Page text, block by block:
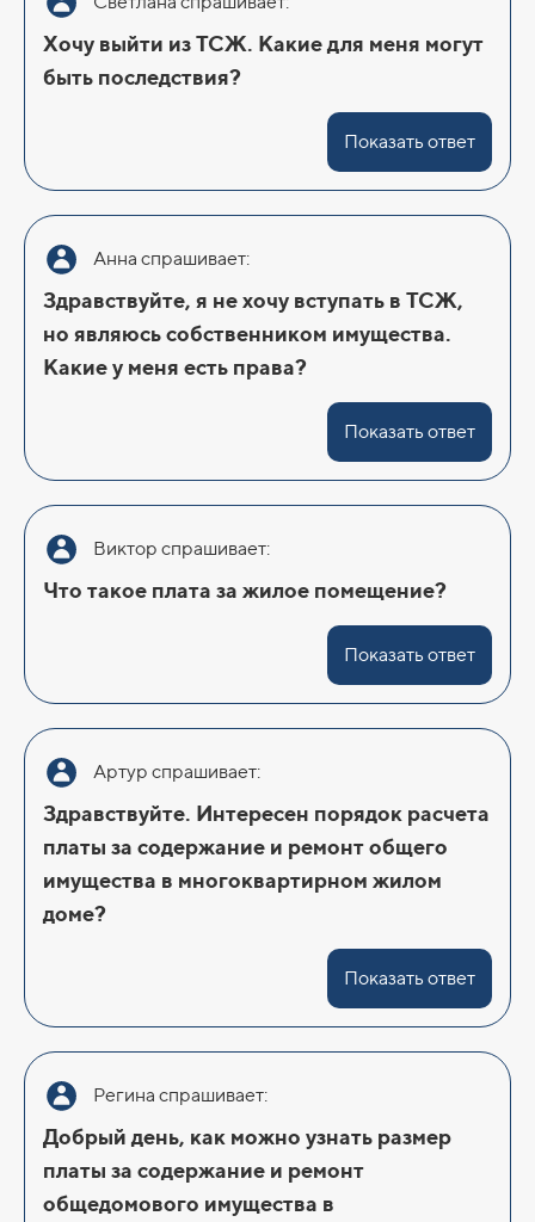
Хочу выйти из ТСЖ. Какие для меня могут
быть последствия?
Показать ответ
Анна спрашивает:
Здравствуйте, я не хочу вступать в ТСЖ,
но являюсь собственником имущества.
Какие у меня есть права?
Показать ответ
Виктор спрашивает:
Что такое плата за жилое помещение?
Показать ответ
Артур спрашивает:
Здравствуйте. Интересен порядок расчета
платы за содержание и ремонт общего
имущества в многоквартирном жилом
доме?
Показать ответ
Регина спрашивает:
Добрый день, как можно узнать размер
платы за содержание и ремонт
общедомового имущества в